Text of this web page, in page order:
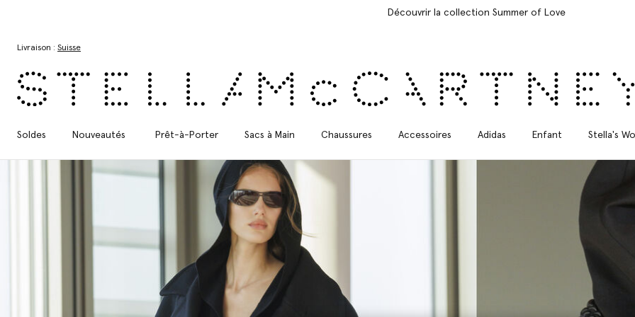
Livraison Express gratuite sur toutes les commandes
Livraison : Suisse
Soldes Nouveautés Prêt-à-Porter Sacs à Main Chaussures Accessoires Adidas Enfant Stella's